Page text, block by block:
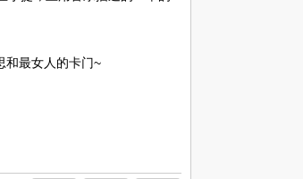
和最女人的卡门~